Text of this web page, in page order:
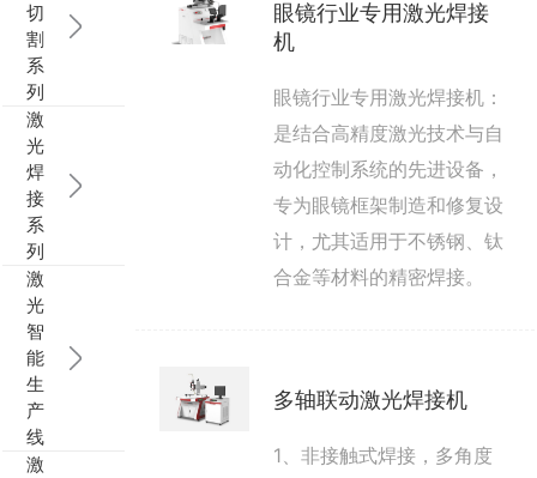
家电行业
切
割
系
列
激
光
焊
接
系
列
激
光
智
能
生
产
线
激
眼镜行业专用激光焊接
机
眼镜行业专用激光焊接机：
是结合高精度激光技术与自
动化控制系统的先进设备，
专为眼镜框架制造和修复设
计，尤其适用于不锈钢、钛
合金等材料的精密焊接。
多轴联动激光焊接机
1、非接触式焊接，多角度